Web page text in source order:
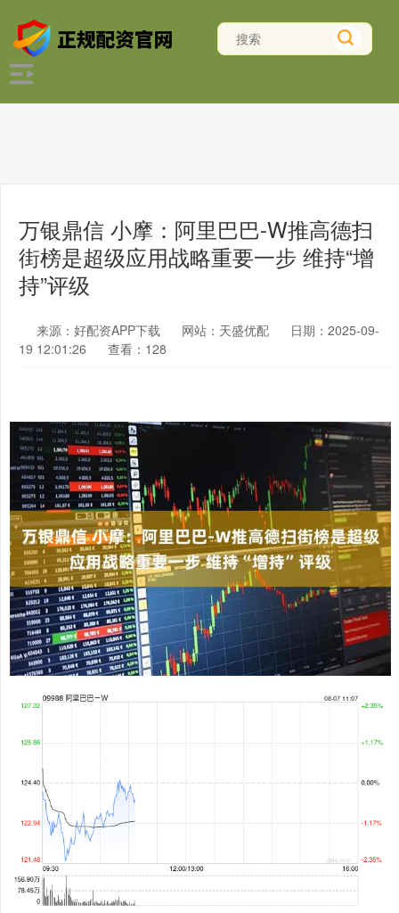
万银鼎信 小摩：阿里巴巴-W推高德扫
街榜是超级应用战略重要一步 维持“增
持”评级
来源：好配资APP下载 网站：天盛优配
日期：2025-09-
19 12:01:26
查看：128